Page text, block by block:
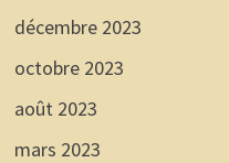
décembre 2023
octobre 2023
août 2023
mars 2023